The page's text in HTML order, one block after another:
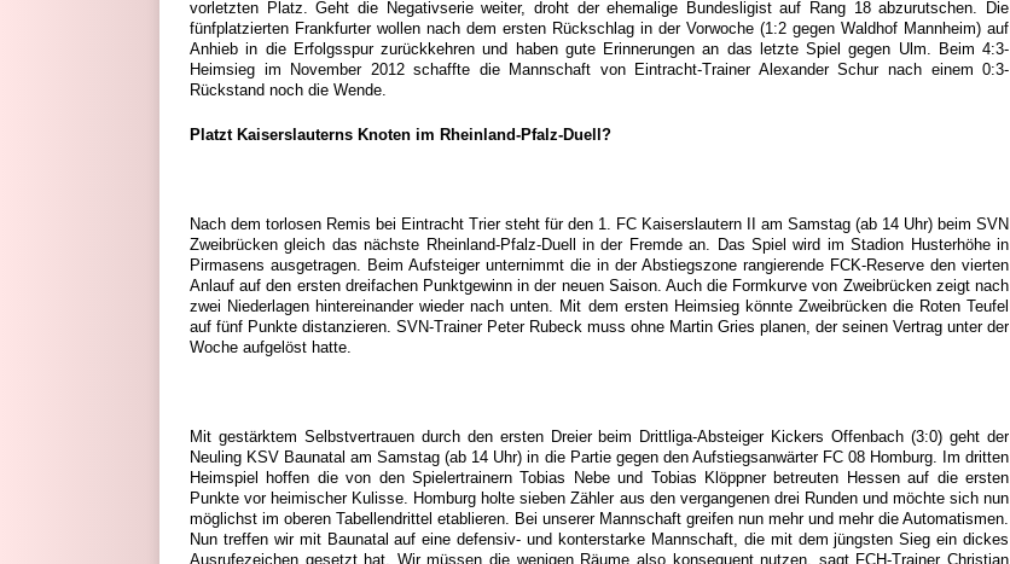
vorletzten Platz. Geht die Negativserie weiter, droht der ehemalige Bundesligist auf Rang 18 abzurutschen. Die
fünfplatzierten Frankfurter wollen nach dem ersten Rückschlag in der Vorwoche (1:2 gegen Waldhof Mannheim) auf
Anhieb in die Erfolgsspur zurückkehren und haben gute Erinnerungen an das letzte Spiel gegen Ulm. Beim 4:3-
Heimsieg im November 2012 schaffte die Mannschaft von Eintracht-Trainer Alexander Schur nach einem 0:3-
Rückstand noch die Wende.
Platzt Kaiserslauterns Knoten im Rheinland-Pfalz-Duell?
Nach dem torlosen Remis bei Eintracht Trier steht für den 1. FC Kaiserslautern II am Samstag (ab 14 Uhr) beim SVN
Zweibrücken gleich das nächste Rheinland-Pfalz-Duell in der Fremde an. Das Spiel wird im Stadion Husterhöhe in
Pirmasens ausgetragen. Beim Aufsteiger unternimmt die in der Abstiegszone rangierende FCK-Reserve den vierten
Anlauf auf den ersten dreifachen Punktgewinn in der neuen Saison. Auch die Formkurve von Zweibrücken zeigt nach
zwei Niederlagen hintereinander wieder nach unten. Mit dem ersten Heimsieg könnte Zweibrücken die Roten Teufel
auf fünf Punkte distanzieren. SVN-Trainer Peter Rubeck muss ohne Martin Gries planen, der seinen Vertrag unter der
Woche aufgelöst hatte.
Mit gestärktem Selbstvertrauen durch den ersten Dreier beim Drittliga-Absteiger Kickers Offenbach (3:0) geht der
Neuling KSV Baunatal am Samstag (ab 14 Uhr) in die Partie gegen den Aufstiegsanwärter FC 08 Homburg. Im dritten
Heimspiel hoffen die von den Spielertrainern Tobias Nebe und Tobias Klöppner betreuten Hessen auf die ersten
Punkte vor heimischer Kulisse. Homburg holte sieben Zähler aus den vergangenen drei Runden und möchte sich nun
möglichst im oberen Tabellendrittel etablieren. Bei unserer Mannschaft greifen nun mehr und mehr die Automatismen.
Nun treffen wir mit Baunatal auf eine defensiv- und konterstarke Mannschaft, die mit dem jüngsten Sieg ein dickes
Ausrufezeichen gesetzt hat. Wir müssen die wenigen Räume also konsequent nutzen, sagt FCH-Trainer Christian